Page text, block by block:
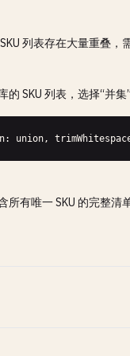
列表存在大量重叠，
的 SKU 列表，选择“并集”
union,
所有唯一 SKU 的完整清